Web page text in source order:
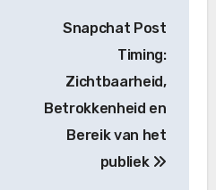
Snapchat Post
Timing:
Zichtbaarheid,
Betrokkenheid en
Bereik van het
publiek